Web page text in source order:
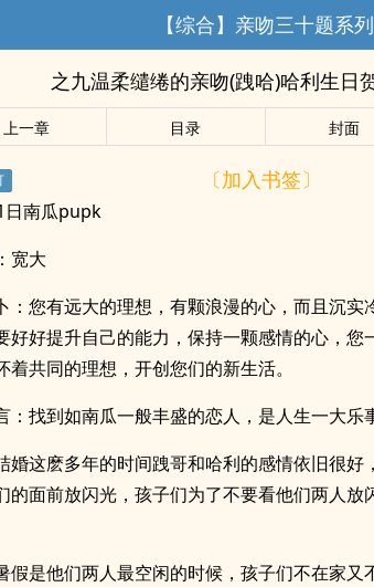
【综合】亲吻三十题系列
之九温柔缱绻的亲吻(跩哈)哈利生日
上一章 目录 封面
〔加入书签〕
日南瓜pupk
宽大
：您有远大的理想，有颗浪漫的心，而且沉实
好好提升自己的能力，保持一颗感情的心，您
着共同的理想，开创您们的新生活。
：找到如南瓜一般丰盛的恋人，是人生一大乐
婚这麽多年的时间跩哥和哈利的感情依旧很好
的面前放闪光，孩子们为了不要看他们两人放
假是他们两人最空闲的时候，孩子们不在家又